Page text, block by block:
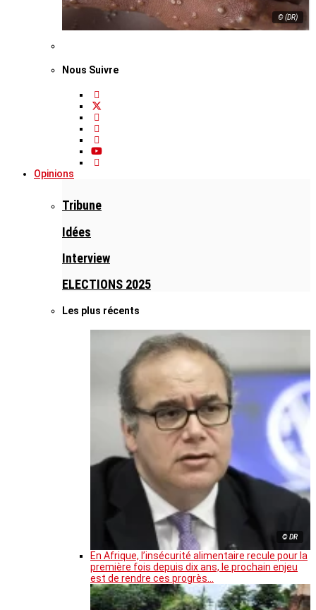
© (DR)
Nous Suivre
Opinions
Tribune
Idées
Interview
ELECTIONS 2025
Les plus récents
© DR
En Afrique, l’insécurité alimentaire recule pour la
première fois depuis dix ans, le prochain enjeu
est de rendre ces progrès…